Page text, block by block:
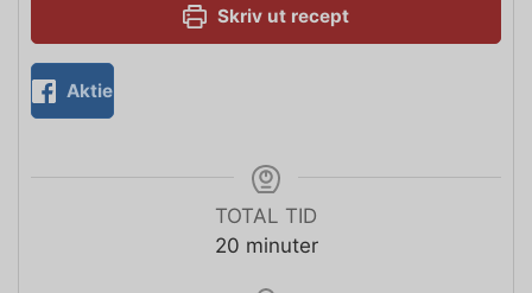
Skriv ut recept
Aktie
TOTAL TID
20 minuter